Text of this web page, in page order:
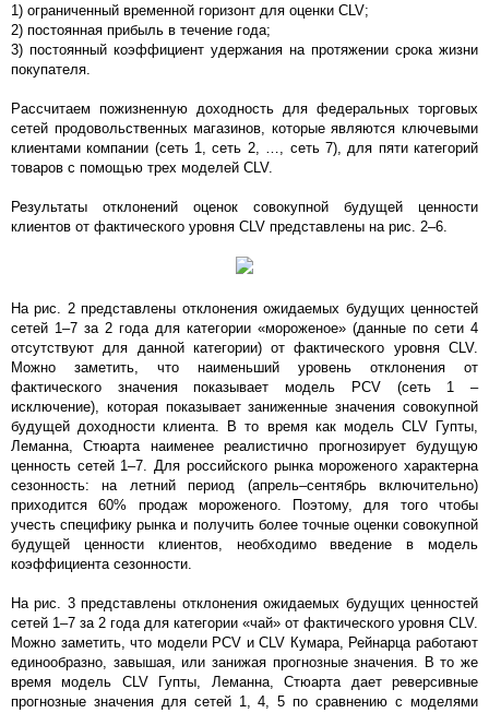
1) ограниченный временной горизонт для оценки CLV;
2) постоянная прибыль в течение года;
3) постоянный коэффициент удержания на протяжении срока жизни
покупателя.
Рассчитаем пожизненную доходность для федеральных торговых
сетей продовольственных магазинов, которые являются ключевыми
клиентами компании (сеть 1, сеть 2, …, сеть 7), для пяти категорий
товаров с помощью трех моделей CLV.
Результаты отклонений оценок совокупной будущей ценности
клиентов от фактического уровня CLV представлены на рис. 2–6.
На рис. 2 представлены отклонения ожидаемых будущих ценностей
сетей 1–7 за 2 года для категории «мороженое» (данные по сети 4
отсутствуют для данной категории) от фактического уровня CLV.
Можно заметить, что наименьший уровень отклонения от
фактического значения показывает модель PCV (сеть 1 –
исключение), которая показывает заниженные значения совокупной
будущей доходности клиента. В то время как модель CLV Гупты,
Леманна, Стюарта наименее реалистично прогнозирует будущую
ценность сетей 1–7. Для российского рынка мороженого характерна
сезонность: на летний период (апрель–сентябрь включительно)
приходится 60% продаж мороженого. Поэтому, для того чтобы
учесть специфику рынка и получить более точные оценки совокупной
будущей ценности клиентов, необходимо введение в модель
коэффициента сезонности.
На рис. 3 представлены отклонения ожидаемых будущих ценностей
сетей 1–7 за 2 года для категории «чай» от фактического уровня CLV.
Можно заметить, что модели PCV и CLV Кумара, Рейнарца работают
единообразно, завышая, или занижая прогнозные значения. В то же
время модель CLV Гупты, Леманна, Стюарта дает реверсивные
прогнозные значения для сетей 1, 4, 5 по сравнению с моделями